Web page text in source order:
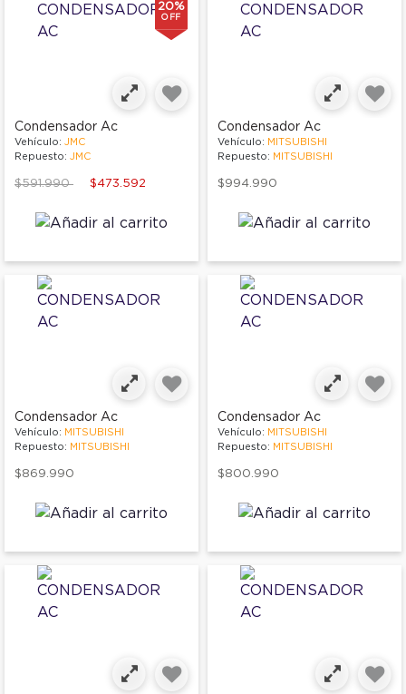
20%
OFF
Condensador Ac
Vehículo: JMC
Repuesto: JMC
Price reduced from
$591.990to $473.592
Condensador Ac
Vehículo: MITSUBISHI
Repuesto: MITSUBISHI
$994.990
Condensador Ac
Vehículo: MITSUBISHI
Repuesto: MITSUBISHI
$869.990
Condensador Ac
Vehículo: MITSUBISHI
Repuesto: MITSUBISHI
$800.990